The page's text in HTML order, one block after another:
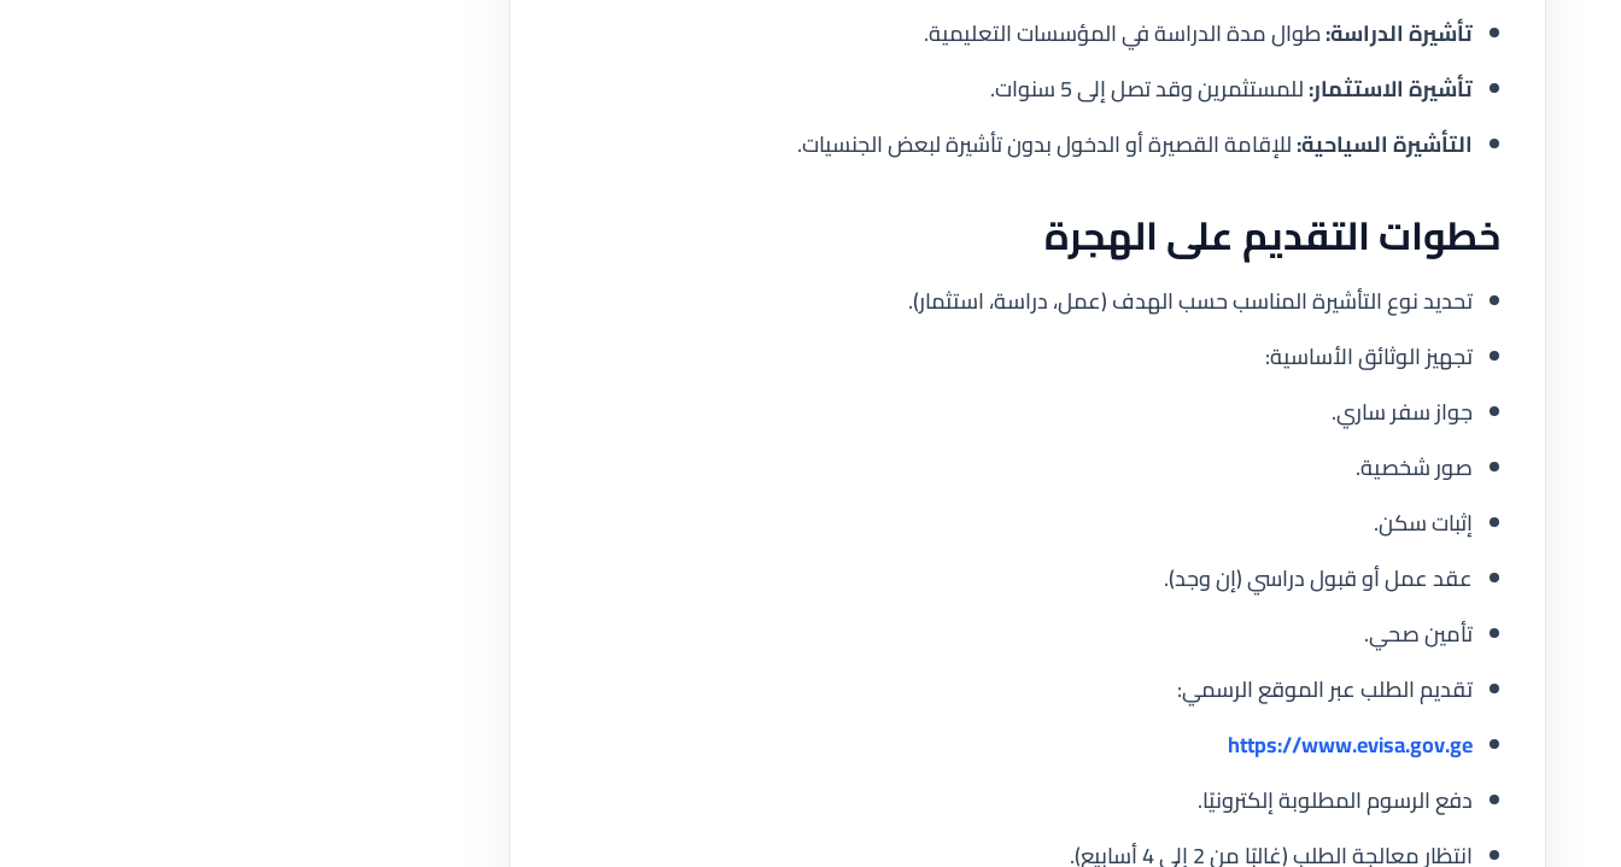
تأشيرة الدراسة:طوال مدة الدراسة في المؤسسات التعليمية.
تأشيرة الاستثمار:للمستثمرين وقد تصل إلى 5 سنوات.
التأشيرة السياحية:للإقامة القصيرة أو الدخول بدون تأشيرة لبعض الجنسيات.
خطوات التقديم على الهجرة
تحديد نوع التأشيرة المناسب حسب الهدف (عمل، دراسة، استثمار).
تجهيز الوثائق الأساسية:
جواز سفر ساري.
صور شخصية.
إثبات سكن.
عقد عمل أو قبول دراسي (إن وجد).
تأمين صحي.
تقديم الطلب عبر الموقع الرسمي:
https://www.evisa.gov.ge
دفع الرسوم المطلوبة إلكترونيًا.
انتظار معالجة الطلب (غالبًا من 2 إلى 4 أسابيع).